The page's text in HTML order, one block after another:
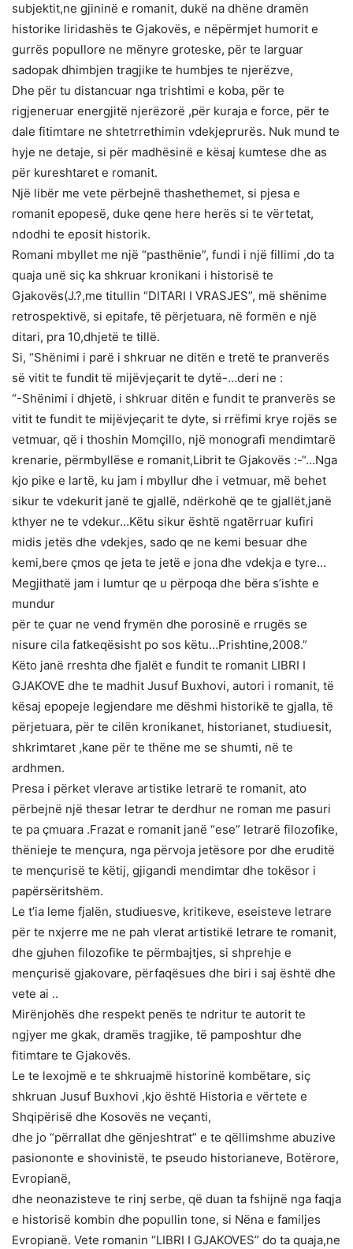
subjektit,ne gjininë e romanit, dukë na dhëne dramën
historike liridashës te Gjakovës, e nëpërmjet humorit e
gurrës popullore ne mënyre groteske, për te larguar
sadopak dhimbjen tragjike te humbjes te njerëzve,
Dhe për tu distancuar nga trishtimi e koba, për te
rigjeneruar energjitë njerëzorë ,për kuraja e force, për te
dale fitimtare ne shtetrrethimin vdekjeprurës. Nuk mund te
hyje ne detaje, si për madhësinë e kësaj kumtese dhe as
për kureshtaret e romanit.
Një libër me vete përbejnë thashethemet, si pjesa e
romanit epopesë, duke qene here herës si te vërtetat,
ndodhi te eposit historik.
Romani mbyllet me një “pasthënie”, fundi i një fillimi ,do ta
quaja unë siç ka shkruar kronikani i historisë te
Gjakovës(J.?,me titullin “DITARI I VRASJES”, më shënime
retrospektivë, si epitafe, të përjetuara, në formën e një
ditari, pra 10,dhjetë te tillë.
Si, “Shënimi i parë i shkruar ne ditën e tretë te pranverës
së vitit te fundit të mijëvjeçarit te dytë-…deri ne :
“-Shënimi i dhjetë, i shkruar ditën e fundit te pranverës se
vitit te fundit te mijëvjeçarit te dyte, si rrëfimi krye rojës se
vetmuar, që i thoshin Momçillo, një monografi mendimtarë
krenarie, përmbyllëse e romanit,Librit te Gjakovës :-“…Nga
kjo pike e lartë, ku jam i mbyllur dhe i vetmuar, më behet
sikur te vdekurit janë te gjallë, ndërkohë qe te gjallët,janë
kthyer ne te vdekur…Këtu sikur është ngatërruar kufiri
midis jetës dhe vdekjes, sado qe ne kemi besuar dhe
kemi,bere çmos qe jeta te jetë e jona dhe vdekja e tyre…
Megjithatë jam i lumtur qe u përpoqa dhe bëra s’ishte e
mundur
për te çuar ne vend frymën dhe porosinë e rrugës se
nisure cila fatkeqësisht po sos këtu…Prishtine,2008.”
Këto janë rreshta dhe fjalët e fundit te romanit LIBRI I
GJAKOVE dhe te madhit Jusuf Buxhovi, autori i romanit, të
kësaj epopeje legjendare me dëshmi historikë te gjalla, të
përjetuara, për te cilën kronikanet, historianet, studiuesit,
shkrimtaret ,kane për te thëne me se shumti, në te
ardhmen.
Presa i përket vlerave artistike letrarë te romanit, ato
përbejnë një thesar letrar te derdhur ne roman me pasuri
te pa çmuara .Frazat e romanit janë “ese” letrarë filozofike,
thënieje te mençura, nga përvoja jetësore por dhe eruditë
te mençurisë te këtij, gjigandi mendimtar dhe tokësor i
papërsëritshëm.
Le t’ia leme fjalën, studiuesve, kritikeve, eseisteve letrare
për te nxjerre me ne pah vlerat artistikë letrare te romanit,
dhe gjuhen filozofike te përmbajtjes, si shprehje e
mençurisë gjakovare, përfaqësues dhe biri i saj është dhe
vete ai ..
Mirënjohës dhe respekt penës te ndritur te autorit te
ngjyer me gkak, dramës tragjike, të pamposhtur dhe
fitimtare te Gjakovës.
Le te lexojmë e te shkruajmë historinë kombëtare, siç
shkruan Jusuf Buxhovi ,kjo është Historia e vërtete e
Shqipërisë dhe Kosovës ne veçanti,
dhe jo “përrallat dhe gënjeshtrat” e te qëllimshme abuzive
pasiononte e shovinistë, te pseudo historianeve, Botërore,
Evropianë,
dhe neonazisteve te rinj serbe, që duan ta fshijnë nga faqja
e historisë kombin dhe popullin tone, si Nëna e familjes
Evropianë. Vete romanin “LIBRI I GJAKOVES” do ta quaja,ne